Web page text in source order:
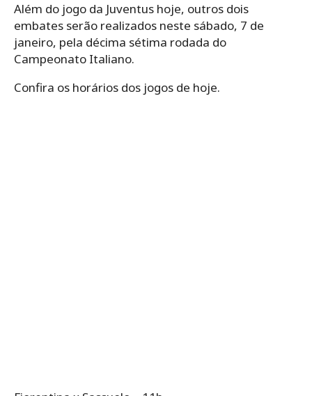
Além do jogo da Juventus hoje, outros dois
embates serão realizados neste sábado, 7 de
janeiro, pela décima sétima rodada do
Campeonato Italiano.
Confira os horários dos jogos de hoje.